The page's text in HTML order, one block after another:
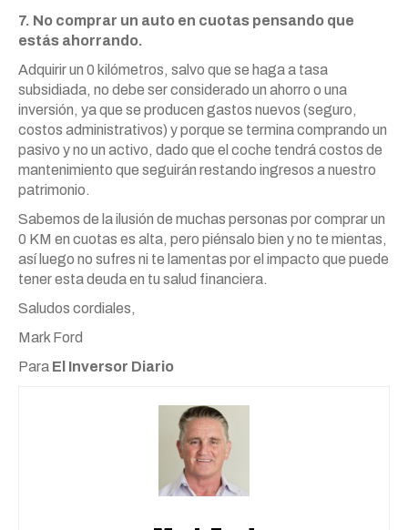
7. No comprar un auto en cuotas pensando que
estás ahorrando.
Adquirir un 0 kilómetros, salvo que se haga a tasa
subsidiada, no debe ser considerado un ahorro o una
inversión, ya que se producen gastos nuevos (seguro,
costos administrativos) y porque se termina comprando un
pasivo y no un activo, dado que el coche tendrá costos de
mantenimiento que seguirán restando ingresos a nuestro
patrimonio.
Sabemos de la ilusión de muchas personas por comprar un
0 KM en cuotas es alta, pero piénsalo bien y no te mientas,
así luego no sufres ni te lamentas por el impacto que puede
tener esta deuda en tu salud financiera.
Saludos cordiales,
Mark Ford
Para El Inversor Diario